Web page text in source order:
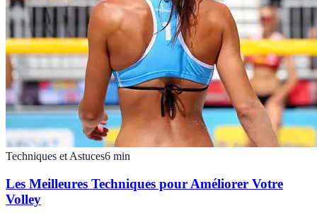
Techniques et Astuces6 min
Les Meilleures Techniques pour Améliorer Votre
Volley